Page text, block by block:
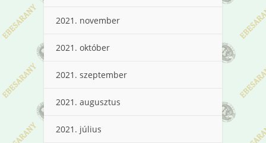
2021. november
2021. október
2021. szeptember
2021. augusztus
2021. július